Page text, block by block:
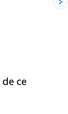
ce